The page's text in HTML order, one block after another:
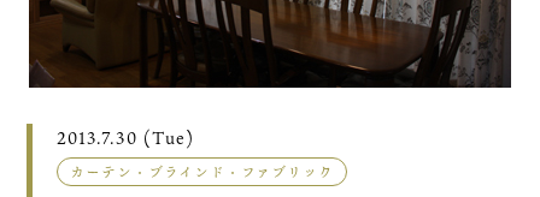
2013.7.30 (Tue)
カーテン・ブラインド・ファブリック